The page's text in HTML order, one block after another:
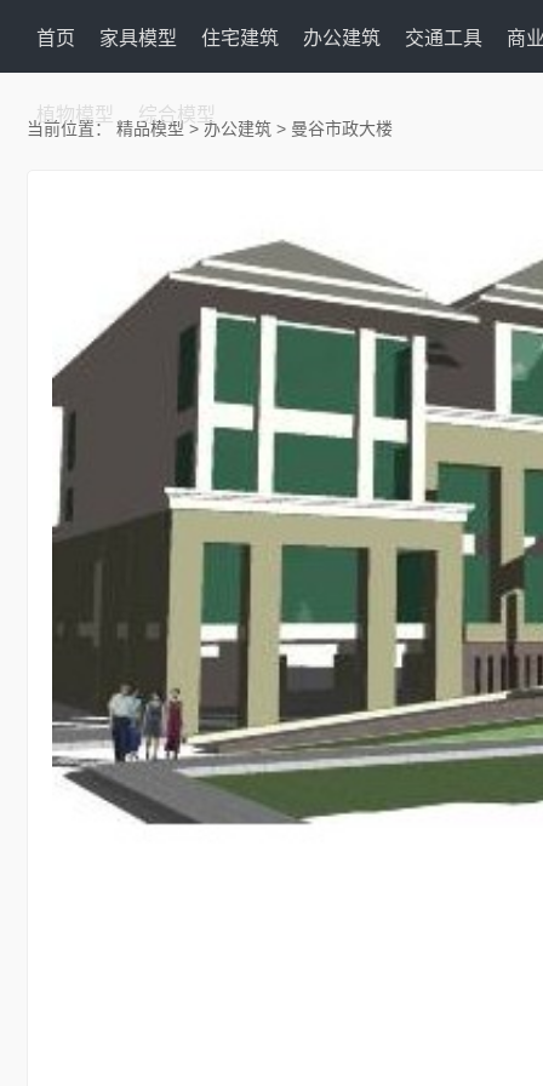
首页 家具模型 住宅建筑 办公建筑 交通工具 商
植物模型 综合模型
当前位置：精品模型>办公建筑 > 曼谷市政大楼